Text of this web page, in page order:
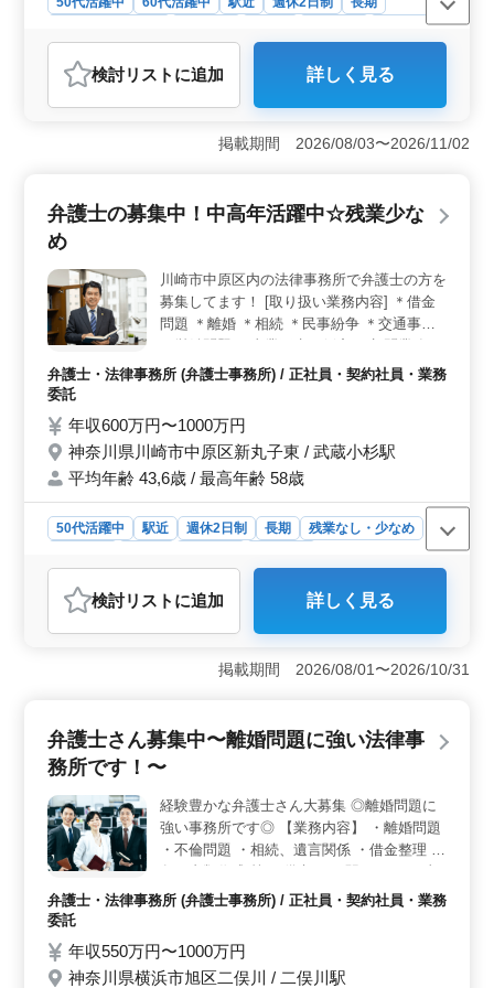
業務委託
おすすめポイント
＜経験者優遇＞ 法律事務所での弁護士を募集していま
す。豊富な経験を活かし、債権回収、交通事故、離婚な
ど幅広い案件に挑戦することが可能です。駅近で通勤ラ
す。シニアの方も大歓迎しています。未経験分野でも安
心サポートがあります。弁護士費用事務所負担で安心の
ます。 ＜キャリアチャレンジ＞ 未経験者も歓迎し
ています。今までの経験を活かして新たな分野にチャレ
ンジすることが可能です。法律業務や家事事件に興味が
ある方、充実したサポート体制でスキルを磨きながら成
長できる環境です。
検討リスト に追加 詳しく見る
掲載期間 2026/08/03〜2026/11/02
弁護士の募集中！中高年活躍中☆残業少な
め
川崎市中原区内の法律事務所で弁護士の方を
募集してます！ [取り扱い業務内容] ＊借金
問題 ＊離婚 ＊相続 ＊民事紛争 ＊交通事故
＊労働問題 ＊事業再生、倒産 ＊顧問業務 ＊
企業法務 等 幅広い業務を取り扱ってます！
弁護士・法律事務所 (弁護士事務所) / 正社員・契約社員・業務
委託
年収600万円〜1000万円
神奈川県川崎市中原区新丸子東 / 武蔵小杉駅
平均年齢 43,6歳 / 最高年齢 58歳
50代活躍中 駅近 週休2日制 長期
残業なし・少なめ
おすすめポイント
＜経験者歓迎＞ 借金問題から離婚、相続、民事紛争、
交通事故、労働問題まで多岐にわたり、これまでの経験
が活かせる環境が整っています。中高年層の経験豊富な
杉駅近くの立地は通勤に便利です。週休2日制で残業も少
なめ、ワークライフバランスが重視されています。女性
護士事務所の特徴＞ 取り扱う業務の幅広さが特徴で、
個々の専門分野において深い知識を積むことができま
す。社会保険完備や個人受任可能、弁護士費用の事務所
負担など福利厚生も整っており、働きやすい環境が整っ
ています。
検討リスト に追加 詳しく見る
掲載期間 2026/08/01〜2026/10/31
弁護士さん募集中〜離婚問題に強い法律事
務所です！〜
経験豊かな弁護士さん大募集 ◎離婚問題に
強い事務所です◎ 【業務内容】 ・離婚問題
・不倫問題 ・相続、遺言関係 ・借金整理 ・
以上新規採用実績あり 家事事件を得意とす
弁護士・法律事務所 (弁護士事務所) / 正社員・契約社員・業務
委託
年収550万円〜1000万円
神奈川県横浜市旭区二俣川 / 二俣川駅